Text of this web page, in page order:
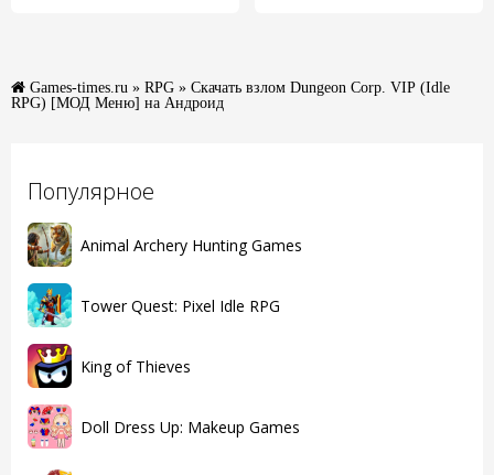
Популярное
Animal Archery Hunting Games
Tower Quest: Pixel Idle RPG
King of Thieves
Doll Dress Up: Makeup Games
Games-times.ru » RPG » Скачать взлом Dungeon Corp. VIP (Idle
RPG) [МОД Меню] на Андроид